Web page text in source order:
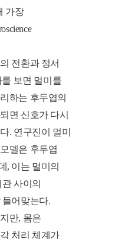
가장
전환과 정서
보면 멀미를
하는 후두엽의
면 신호가 다시
. 연구진이 멀미
델은 후두엽
, 이는 멀미의
사이의
어맞는다.
만, 몸은
처리 체계가